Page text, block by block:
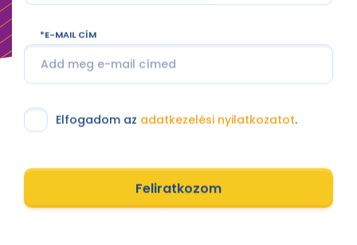
E-MAIL CÍM
Elfogadom az adatkezelési nyilatkozatot.
Feliratkozom